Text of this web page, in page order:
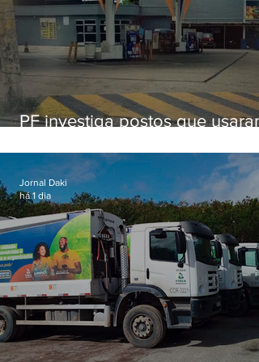
PF investiga postos que usaram
secretário morto em 2020
Jornal Daki
há 1 dia